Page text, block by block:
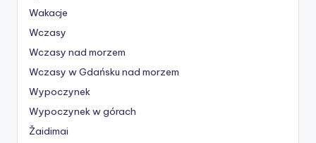
Wakacje
Wczasy
Wczasy nad morzem
Wczasy w Gdańsku nad morzem
Wypoczynek
Wypoczynek w górach
Žaidimai